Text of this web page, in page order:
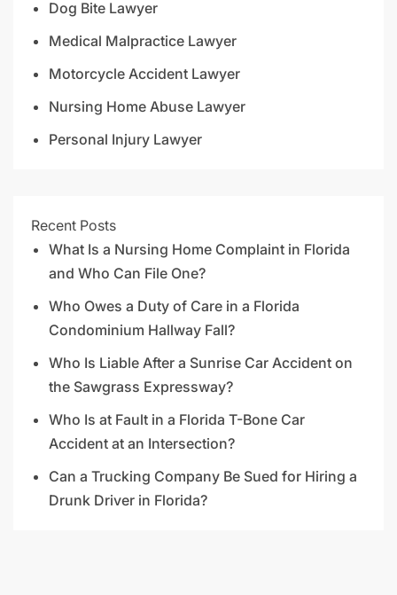
Dog Bite Lawyer
Medical Malpractice Lawyer
Motorcycle Accident Lawyer
Nursing Home Abuse Lawyer
Personal Injury Lawyer
Recent Posts
What Is a Nursing Home Complaint in Florida
and Who Can File One?
Who Owes a Duty of Care in a Florida
Condominium Hallway Fall?
Who Is Liable After a Sunrise Car Accident on
the Sawgrass Expressway?
Who Is at Fault in a Florida T-Bone Car
Accident at an Intersection?
Can a Trucking Company Be Sued for Hiring a
Drunk Driver in Florida?